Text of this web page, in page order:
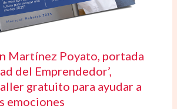
Martínez Poyato, portada
del Emprendedor’,
gratuito para ayudar a
emociones